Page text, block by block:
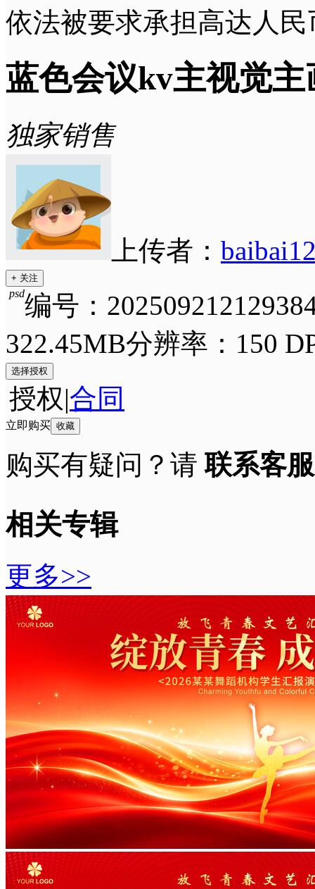
依法被要求承担高达人
蓝色会议kv主视觉主
独家销售
上传者：
+ 关注
编号：
psd
322.45MB分辨率：150
选择授权
授权|合同
立即购买 收藏
购买有疑问？请联系客服
相关专辑
更多>>